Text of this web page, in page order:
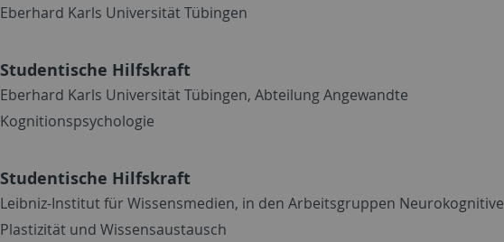
Eberhard Karls Universität Tübingen
Studentische Hilfskraft
Eberhard Karls Universität Tübingen, Abteilung Angewandte
Kognitionspsychologie
Studentische Hilfskraft
Leibniz-Institut für Wissensmedien, in den Arbeitsgruppen Neurokognitive
Plastizität und Wissensaustausch